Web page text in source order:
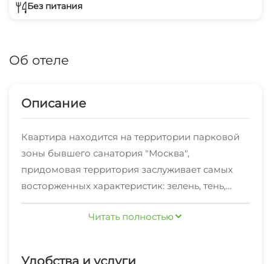
Без питания
Об отеле
Описание
Квартира находится на территории парковой
зоны бывшего санатория "Москва",
придомовая территория заслуживает самых
восторженных характеристик: зелень, тень,
поющие птички, скамеечки, плитка - это при
том, что и локация просто шикарная
Читать полностью
Удобства и услуги